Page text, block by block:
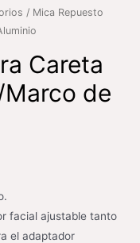
/ Mica Repuesto
Careta
de
facial ajustable tanto
el adaptador